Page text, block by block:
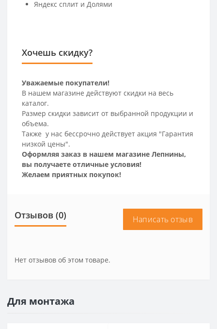
Яндекс сплит и Долями
Хочешь скидку?
Уважаемые покупатели!
В нашем магазине действуют скидки на весь
каталог.
Размер скидки зависит от выбранной продукции и
объема.
Также у нас бессрочно действует акция "Гарантия
низкой цены".
Оформляя заказ в нашем магазине Лепнины,
вы получаете отличные условия!
Желаем приятных покупок!
Отзывов (0) Написать отзыв
Нет отзывов об этом товаре.
Для монтажа